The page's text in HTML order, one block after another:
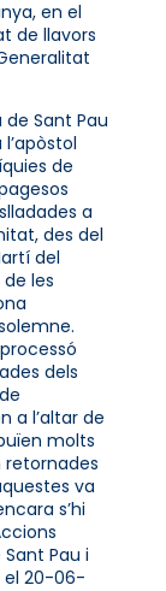
en el
de llavors
de Sant Pau
de
a
des del
del
les
dels
a l’altar de
molts
retornades
va
s’hi
Pau i
el 20-06-